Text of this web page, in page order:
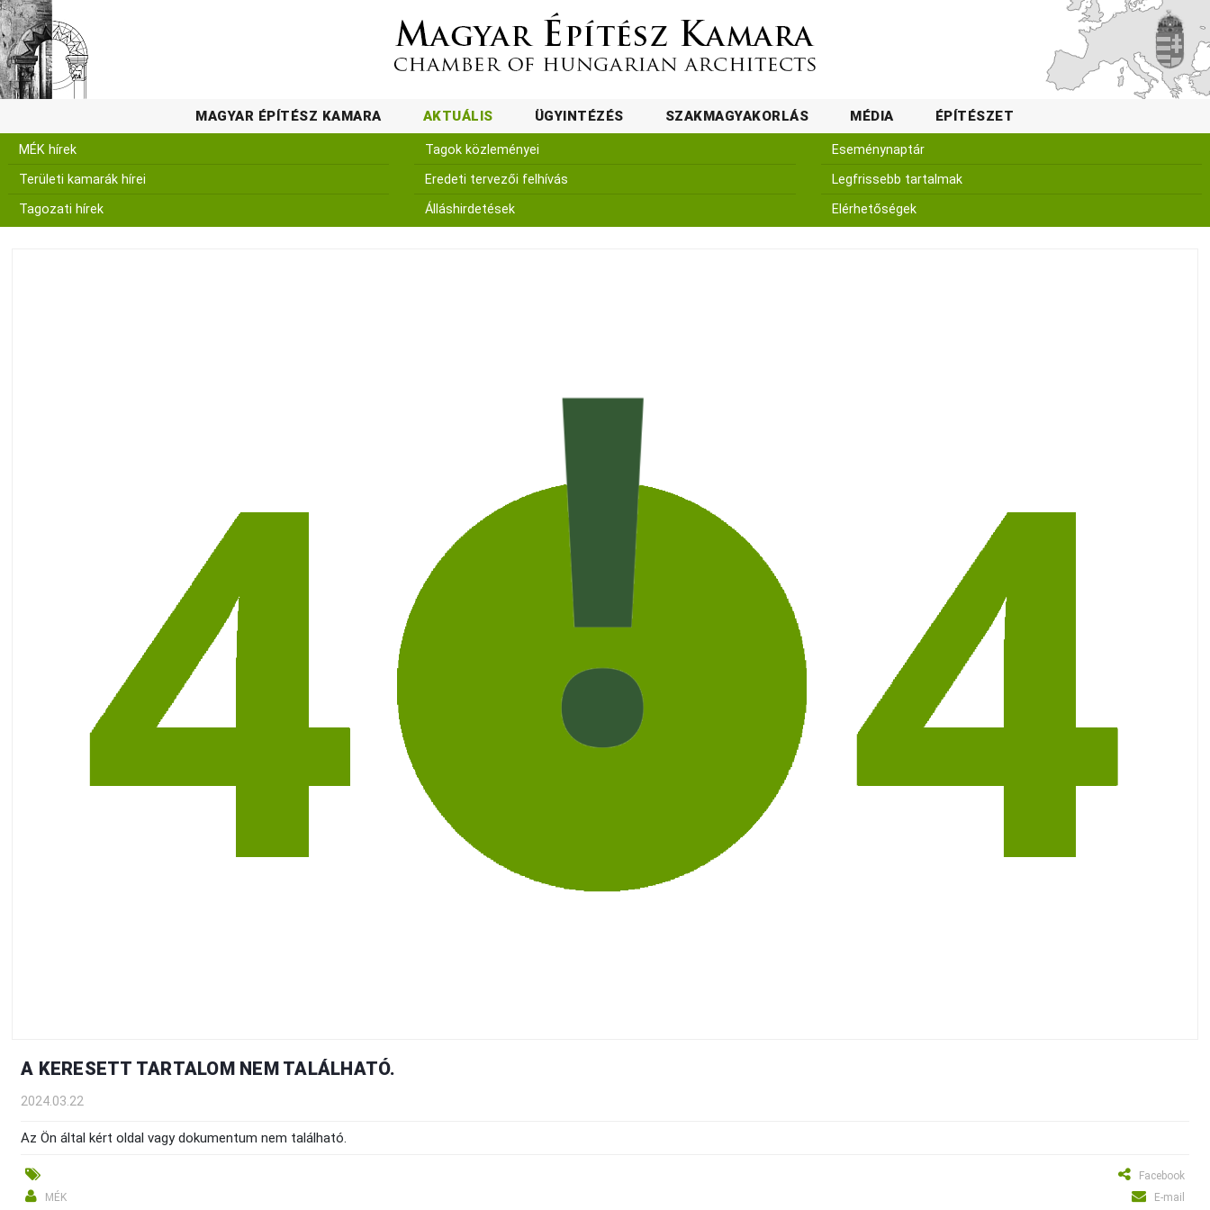
MAGYAR ÉPÍTÉSZ KAMARA AKTUÁLIS ÜGYINTÉZÉS SZAKMAGYAKORLÁS MÉDIA ÉPÍTÉSZET
MÉK hírek
Területi kamarák hírei
Tagozati hírek
Tagok közleményei
Eredeti tervezői felhívás
Álláshirdetések
Eseménynaptár
Legfrissebb tartalmak
Elérhetőségek
A KERESETT TARTALOM NEM TALÁLHATÓ.
2024.03.22
Az Ön által kért oldal vagy dokumentum nem található.
Facebook
MÉK
E-mail